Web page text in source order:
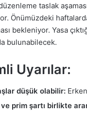
taslak
Önümüzdeki
bekleniyor. Yasa
bulunabilecek.
Uyarılar:
düşük olabilir:
prim şartı birlikte